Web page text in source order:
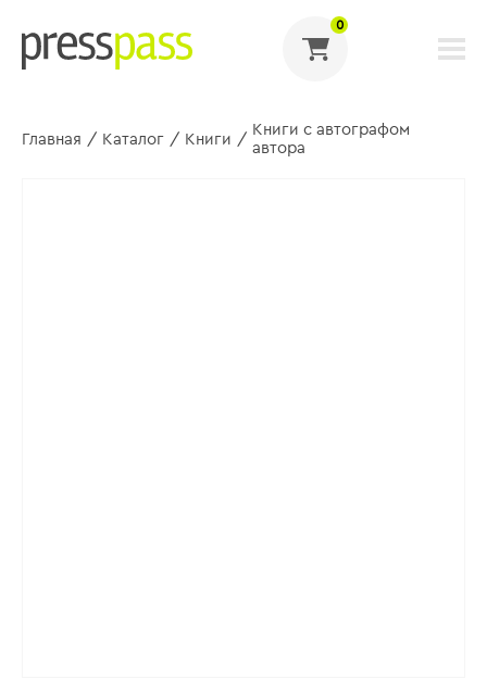
0
Главная / Каталог / Книги / Книги с автографом
автора